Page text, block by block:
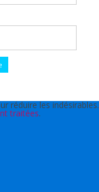
réduire les indésirables.
traitées.